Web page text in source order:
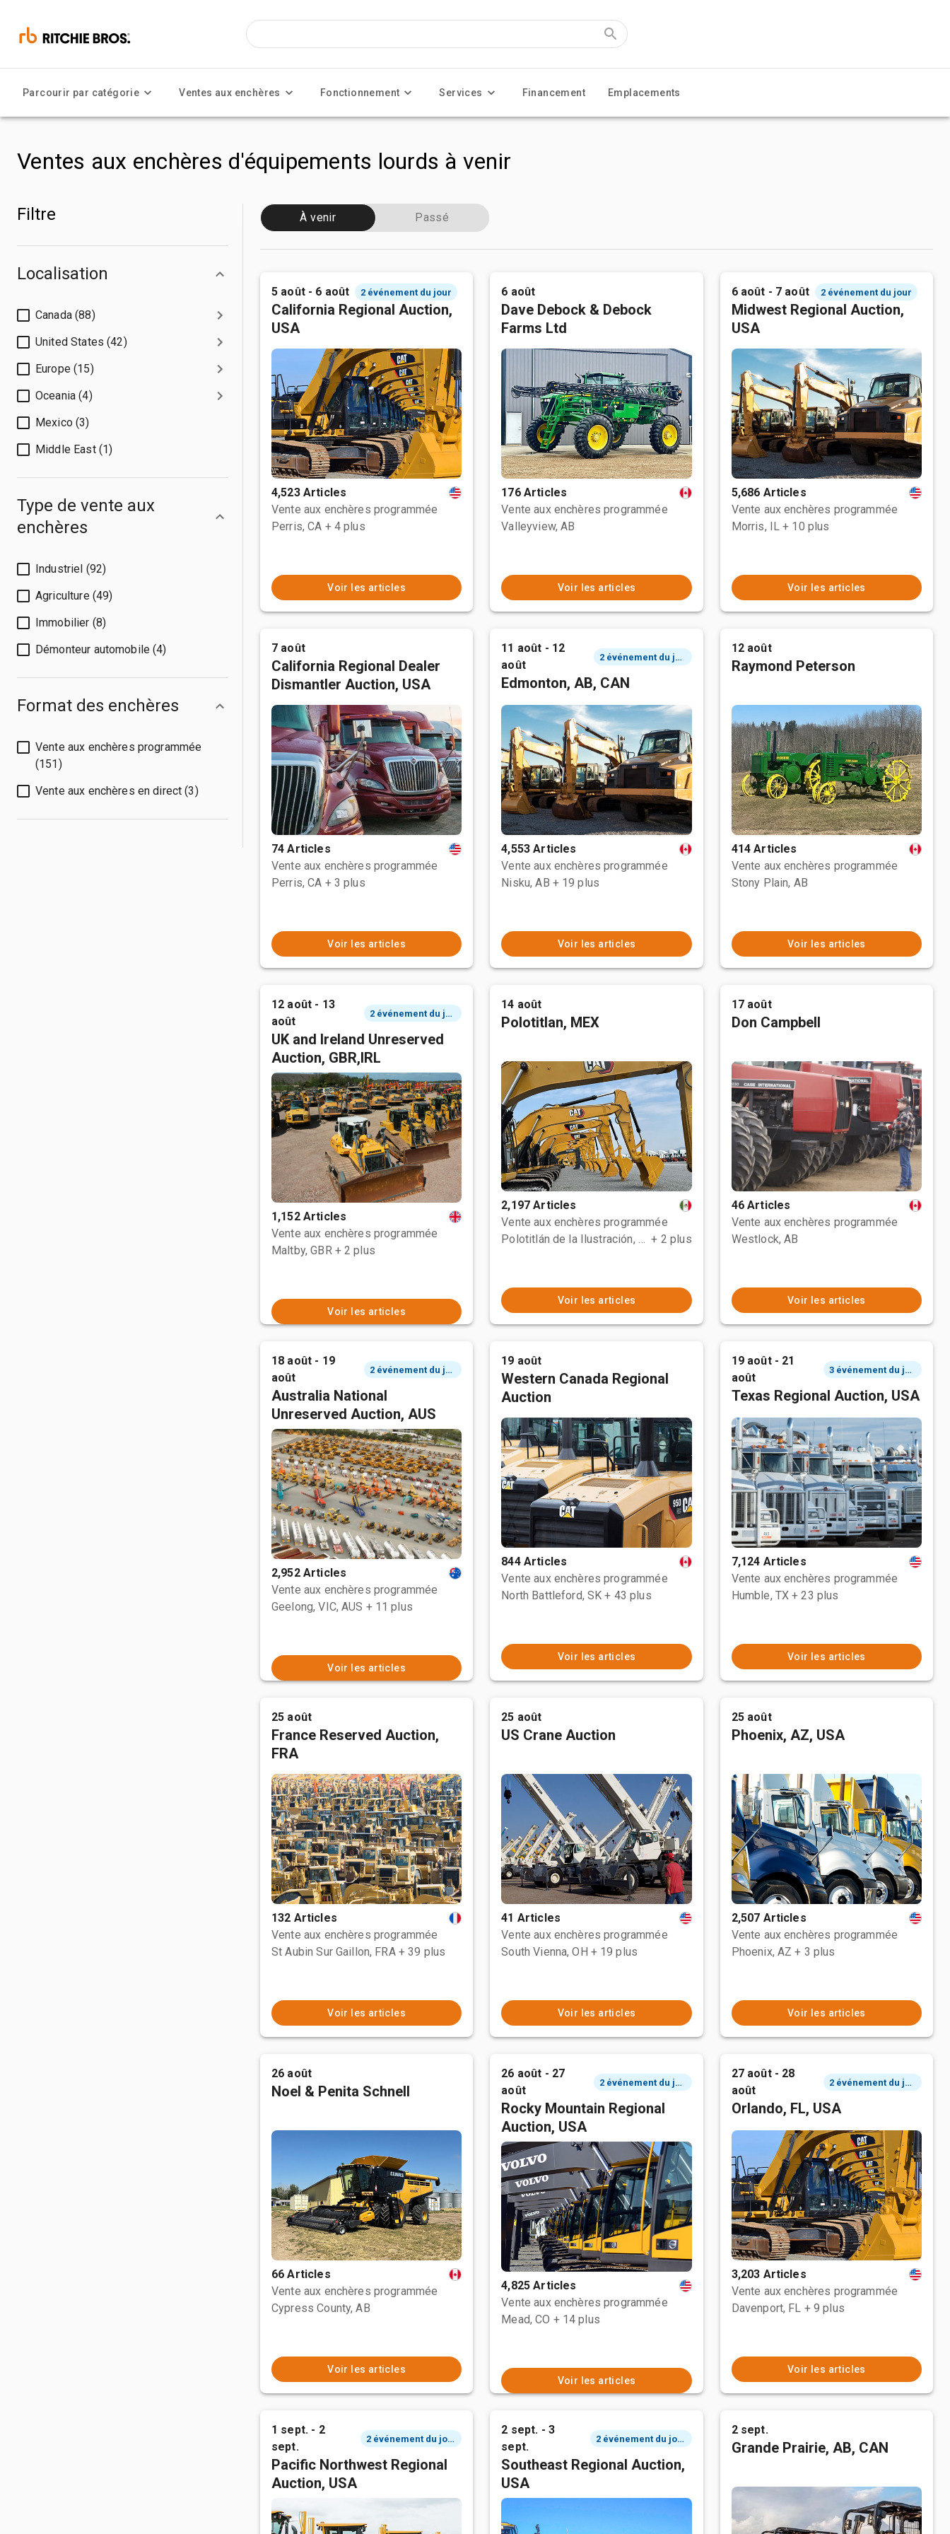
Parcourir par catégorie Ventes aux enchères Fonctionnement Services Financement Emplacements
Ventes aux enchères d'équipements lourds à venir
Filtre
Localisation
Canada (88)
United States (42)
Europe (15)
Oceania (4)
Mexico (3)
Middle East (1)
Type de vente aux
enchères
Industriel (92)
Agriculture (49)
Immobilier (8)
Démonteur automobile (4)
Format des enchères
Vente aux enchères programmée
(151)
Vente aux enchères en direct (3)
À venir Passé
5 août - 6 août 2 événement du jour
California Regional Auction,
USA
4,523 Articles
Vente aux enchères programmée
Perris, CA + 4 plus
Voir les articles
6 août
Dave Debock & Debock
Farms Ltd
176 Articles
Vente aux enchères programmée
Valleyview, AB
Voir les articles
6 août - 7 août 2 événement du jour
Midwest Regional Auction,
USA
5,686 Articles
Vente aux enchères programmée
Morris, IL + 10 plus
Voir les articles
7 août
California Regional Dealer
Dismantler Auction, USA
74 Articles
Vente aux enchères programmée
Perris, CA + 3 plus
Voir les articles
11 août - 12
août
2 événement du jour
Edmonton, AB, CAN
4,553 Articles
Vente aux enchères programmée
Nisku, AB + 19 plus
Voir les articles
12 août
Raymond Peterson
414 Articles
Vente aux enchères programmée
Stony Plain, AB
Voir les articles
12 août - 13
août
2 événement du jour
UK and Ireland Unreserved
Auction, GBR,IRL
1,152 Articles
Vente aux enchères programmée
Maltby, GBR + 2 plus
Voir les articles
14 août
Polotitlan, MEX
2,197 Articles
Vente aux enchères programmée
Polotitlán de la Ilustración, MEX + 2 plus
Voir les articles
17 août
Don Campbell
46 Articles
Vente aux enchères programmée
Westlock, AB
Voir les articles
18 août - 19
août
2 événement du jour
Australia National
Unreserved Auction, AUS
2,952 Articles
Vente aux enchères programmée
Geelong, VIC, AUS + 11 plus
Voir les articles
19 août
Western Canada Regional
Auction
844 Articles
Vente aux enchères programmée
North Battleford, SK + 43 plus
Voir les articles
19 août - 21
août
3 événement du jour
Texas Regional Auction, USA
7,124 Articles
Vente aux enchères programmée
Humble, TX + 23 plus
Voir les articles
25 août
France Reserved Auction,
FRA
132 Articles
Vente aux enchères programmée
St Aubin Sur Gaillon, FRA + 39 plus
Voir les articles
25 août
US Crane Auction
41 Articles
Vente aux enchères programmée
South Vienna, OH + 19 plus
Voir les articles
25 août
Phoenix, AZ, USA
2,507 Articles
Vente aux enchères programmée
Phoenix, AZ + 3 plus
Voir les articles
26 août
Noel & Penita Schnell
66 Articles
Vente aux enchères programmée
Cypress County, AB
Voir les articles
26 août - 27
août
2 événement du jour
Rocky Mountain Regional
Auction, USA
4,825 Articles
Vente aux enchères programmée
Mead, CO + 14 plus
Voir les articles
27 août - 28
août
2 événement du jour
Orlando, FL, USA
3,203 Articles
Vente aux enchères programmée
Davenport, FL + 9 plus
Voir les articles
1 sept. - 2
sept.
2 événement du jour
Pacific Northwest Regional
Auction, USA
2 sept. - 3
sept.
2 événement du jour
Southeast Regional Auction,
USA
2 sept.
Grande Prairie, AB, CAN